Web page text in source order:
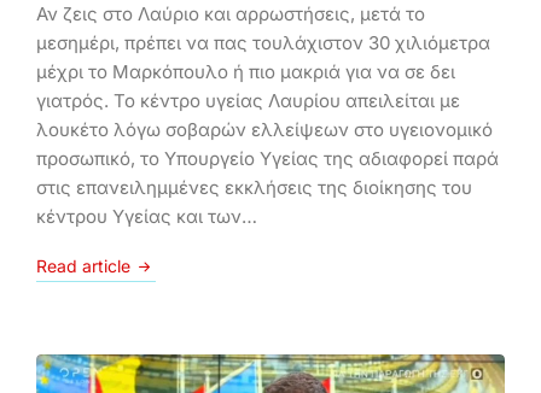
Αν ζεις στο Λαύριο και αρρωστήσεις, μετά το
μεσημέρι, πρέπει να πας τουλάχιστον 30 χιλιόμετρα
μέχρι το Μαρκόπουλο ή πιο μακριά για να σε δει
γιατρός. Το κέντρο υγείας Λαυρίου απειλείται με
λουκέτο λόγω σοβαρών ελλείψεων στο υγειονομικό
προσωπικό, το Υπουργείο Υγείας της αδιαφορεί παρά
στις επανειλημμένες εκκλήσεις της διοίκησης του
κέντρου Υγείας και των…
Read article